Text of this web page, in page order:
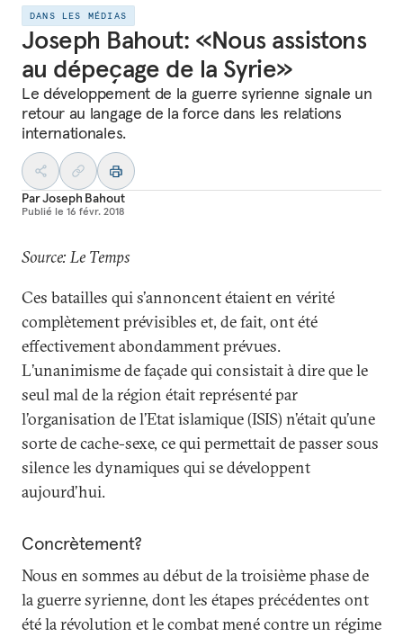
DANS LES MÉDIAS
Joseph Bahout: «Nous assistons
au dépeçage de la Syrie»
Le développement de la guerre syrienne signale un
retour au langage de la force dans les relations
internationales.
ParJoseph Bahout
Publié le 16 févr. 2018
Source: Le Temps
Ces batailles qui s’annoncent étaient en vérité
complètement prévisibles et, de fait, ont été
effectivement abondamment prévues.
L’unanimisme de façade qui consistait à dire que le
seul mal de la région était représenté par
l’organisation de l’Etat islamique (ISIS) n’était qu’une
sorte de cache-sexe, ce qui permettait de passer sous
silence les dynamiques qui se développent
aujourd’hui.
Concrètement?
Nous en sommes au début de la troisième phase de
la guerre syrienne, dont les étapes précédentes ont
été la révolution et le combat mené contre un régime